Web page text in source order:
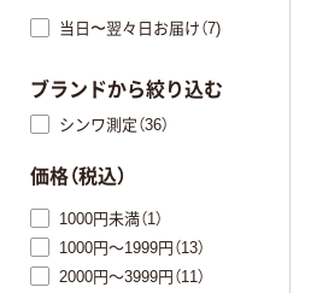
当日〜翌々日お届け（7)
ブランドから絞り込む
シンワ測定（36）
価格（税込）
1000円未満（1）
1000円～1999円（13）
2000円～3999円（11）